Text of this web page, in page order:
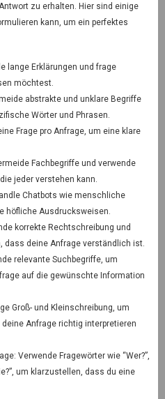
zu erhalten. Hier sind einige
kann, um ein perfektes
lange Erklärungen und frage
möchtest.
abstrakte und unklare Begriffe
Wörter und Phrasen.
Frage pro Anfrage, um eine klare
Fachbegriffe und verwende
jeder verstehen kann.
Chatbots wie menschliche
höfliche Ausdrucksweisen.
korrekte Rechtschreibung und
deine Anfrage verständlich ist.
relevante Suchbegriffe, um
auf die gewünschte Information
Groß- und Kleinschreibung, um
Anfrage richtig interpretieren
Verwende Fragewörter wie “Wer?”,
um klarzustellen, dass du eine